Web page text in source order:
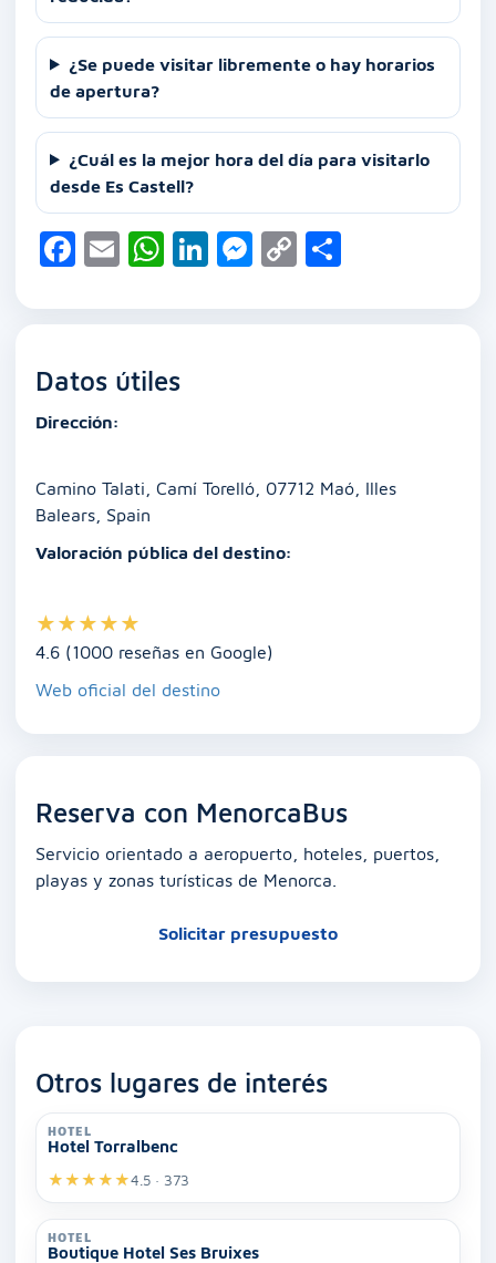
¿Se puede visitar libremente o hay horarios
de apertura?
¿Cuál es la mejor hora del día para visitarlo
desde Es Castell?
F
c
b
o
k
E
ai
W
at
A
Li
k
M
ss
C
p m
Datos útiles
Dirección:
Camino Talati, Camí Torelló, 07712 Maó, Illes
Balears, Spain
Valoración pública del destino:
★★★★★
4.6 (1000 reseñas en Google)
Web oficial del destino
Reserva con MenorcaBus
Servicio orientado a aeropuerto, hoteles, puertos,
playas y zonas turísticas de Menorca.
Solicitar presupuesto
Otros lugares de interés
HOTEL
Hotel Torralbenc
★★★★★4.5 · 373
HOTEL
Boutique Hotel Ses Bruixes